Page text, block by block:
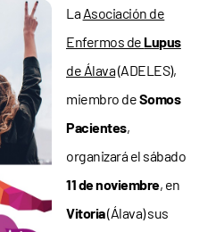
LaAsociación de
Enfermos de Lupus
de Álava(ADELES),
miembro deSomos
Pacientes,
organizará el sábado
11 de noviembre, en
Vitoria(Álava) sus